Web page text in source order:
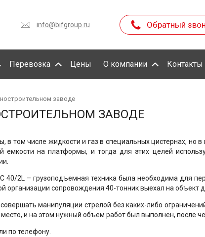
info@bifgroup.ru Обратный
Перевозка Цены О компании Контакты
заводе
ЗАВОДЕ
том числе жидкости и газ в специальных цистернах, но в
емкости на платформы, и тогда для этих целей
40/2L – грузоподъемная техника была необходима для
организации сопровождения 40-тонник выехал на объект
манипуляции стрелой без каких-либо
и на этом нужный объем работ был выполнен, после
по телефону.